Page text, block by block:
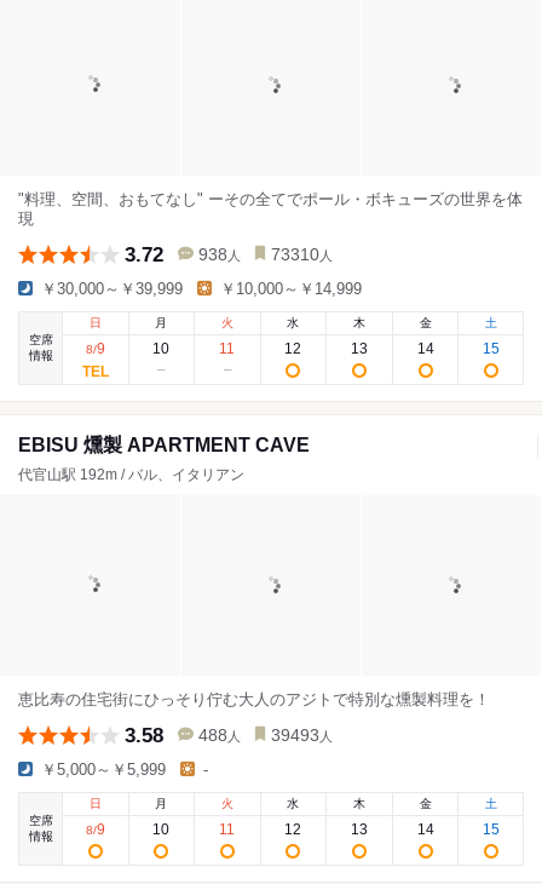
"料理、空間、おもてなし" ーその全てでポール・ボキューズの世界を体
現
3.72 938 人 73310 人
￥30,000～￥39,999 ￥10,000～￥14,999
空席
情報
日
8/9
月
10
火
11
水
12
木
13
金
14
土
15
EBISU 燻製 APARTMENT CAVE
代官山駅 192m / バル、イタリアン
恵比寿の住宅街にひっそり佇む大人のアジトで特別な燻製料理を！
3.58 488 人 39493 人
￥5,000～￥5,999 -
空席
情報
日
8/9
月
10
火
11
水
12
木
13
金
14
土
15